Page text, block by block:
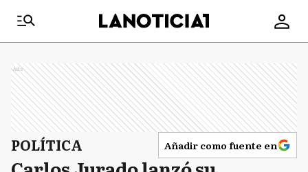
Ads
POLÍTICA Añadir como fuente en